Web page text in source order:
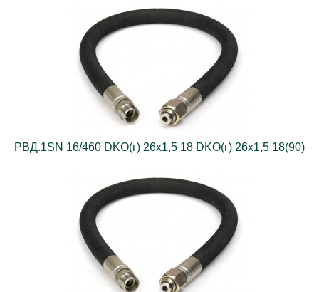
РВД.1SN 16/460 DKO(г) 26х1,5 18 DKO(г) 26х1,5 18(90)